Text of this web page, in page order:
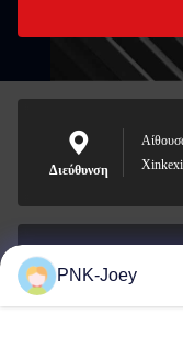
Διεύθυνση
Ηλεκτρονικό
PNK-Joey